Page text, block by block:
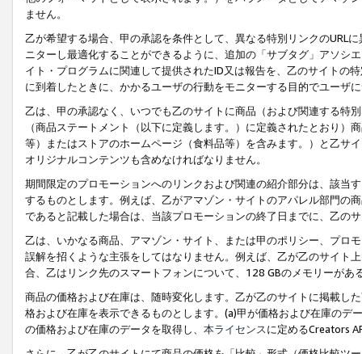
ません。
乙が希望する場合、甲の承認を条件として、異なる特別リンクのURL
ニターし最適化することができるように、追加の「サブタグ」アソシ
イト・プログラムに関連して提供されたID又は報告を、乙のサイトの
に到着したときに、かかるユーザの行動をモニターする目的でユーザ
乙は、甲の承認なく、いつでも乙のサイトに商品（および関連する特
（商品ステートメント（以下に定義します。）に定義されたとおり
等）またはストアのホームページ（食料品等）を含みます。）と乙サ
オリジナルコンテンツも含めなければなりません。
期間限定のプロモーションへのリンクおよび関連の紹介部分は、該当
するものとします。例えば、乙がアマゾン・サイトのアパレル部門の
であると記載した場合は、当該プロモーションの終了日までに、乙の
乙は、いかなる商品、アマゾン・サイト、または甲のポリシー、プロ
誤解を招くような主張をしてはなりません。例えば、乙が乙のサイト
合、乙はリンク先のスマートフォンについて、128 GBのメモリーがあ
商品の価格および在庫は、随時変化します。乙が乙のサイトに掲載し
格および在庫を表示できるものとします。(a)甲が価格および在庫の
の価格および在庫のデータを取得し、 本ライセンスに定めるCreators